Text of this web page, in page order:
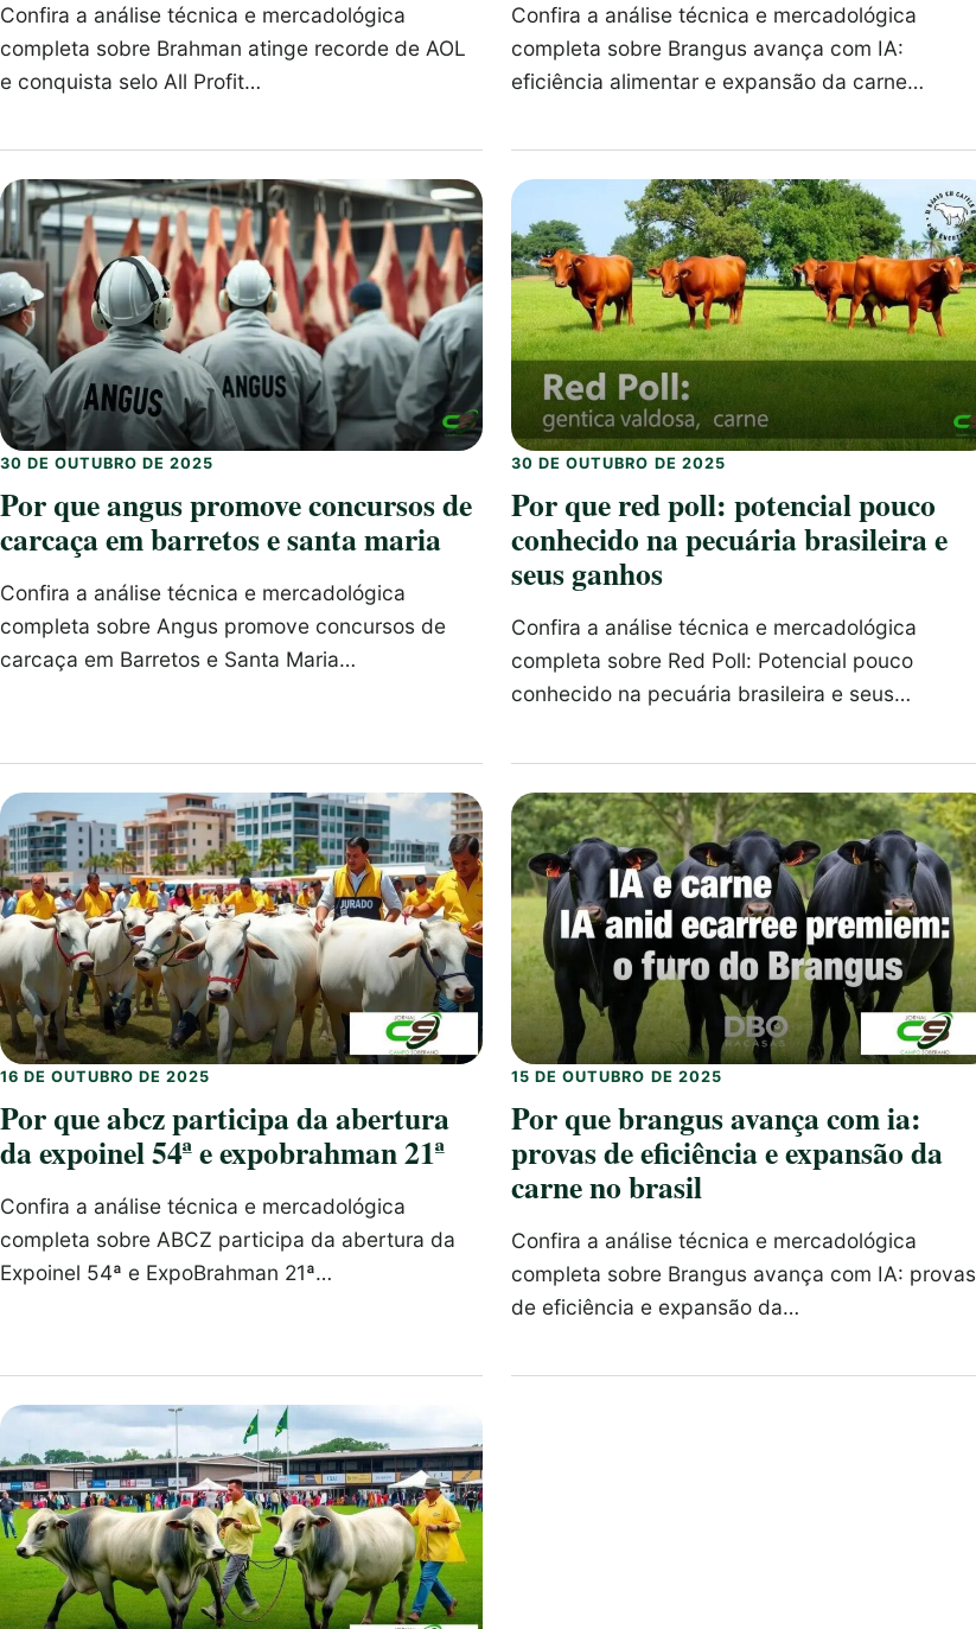
Confira a análise técnica e mercadológica
completa sobre Brahman atinge recorde de AOL
e conquista selo All Profit…
Confira a análise técnica e mercadológica
completa sobre Brangus avança com IA:
eficiência alimentar e expansão da carne…
30 DE OUTUBRO DE 2025
Por que angus promove concursos de
carcaça em barretos e santa maria
Confira a análise técnica e mercadológica
completa sobre Angus promove concursos de
carcaça em Barretos e Santa Maria…
30 DE OUTUBRO DE 2025
Por que red poll: potencial pouco
conhecido na pecuária brasileira e
seus ganhos
Confira a análise técnica e mercadológica
completa sobre Red Poll: Potencial pouco
conhecido na pecuária brasileira e seus…
16 DE OUTUBRO DE 2025
Por que abcz participa da abertura
da expoinel 54ª e expobrahman 21ª
Confira a análise técnica e mercadológica
completa sobre ABCZ participa da abertura da
Expoinel 54ª e ExpoBrahman 21ª…
15 DE OUTUBRO DE 2025
Por que brangus avança com ia:
provas de eficiência e expansão da
carne no brasil
Confira a análise técnica e mercadológica
completa sobre Brangus avança com IA: provas
de eficiência e expansão da…